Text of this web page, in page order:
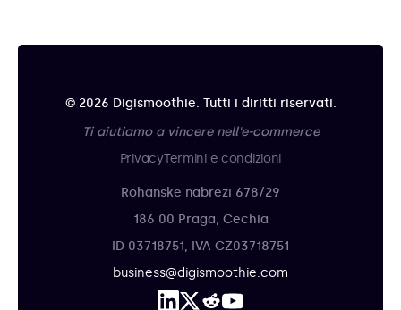
© 2026 Digismoothie. Tutti i diritti riservati.
Ti aiutiamo a vincere nell'e-commerce
PrivacyTermini e condizioni
Rohanske nabrezi 678/29
186 00 Praga, Cechia
ID 03718751, IVA CZ03718751
business@digismoothie.com